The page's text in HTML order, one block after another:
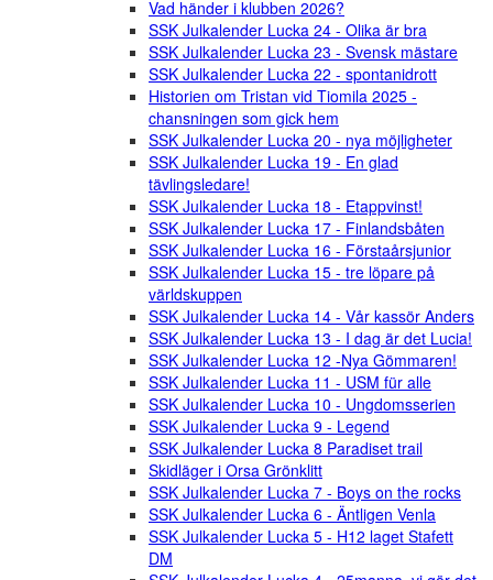
Vad händer i klubben 2026?
SSK Julkalender Lucka 24 - Olika är bra
SSK Julkalender Lucka 23 - Svensk mästare
SSK Julkalender Lucka 22 - spontanidrott
Historien om Tristan vid Tiomila 2025 -
chansningen som gick hem
SSK Julkalender Lucka 20 - nya möjligheter
SSK Julkalender Lucka 19 - En glad
tävlingsledare!
SSK Julkalender Lucka 18 - Etappvinst!
SSK Julkalender Lucka 17 - Finlandsbåten
SSK Julkalender Lucka 16 - Förstaårsjunior
SSK Julkalender Lucka 15 - tre löpare på
världskuppen
SSK Julkalender Lucka 14 - Vår kassör Anders
SSK Julkalender Lucka 13 - I dag är det Lucia!
SSK Julkalender Lucka 12 -Nya Gömmaren!
SSK Julkalender Lucka 11 - USM für alle
SSK Julkalender Lucka 10 - Ungdomsserien
SSK Julkalender Lucka 9 - Legend
SSK Julkalender Lucka 8 Paradiset trail
Skidläger i Orsa Grönklitt
SSK Julkalender Lucka 7 - Boys on the rocks
SSK Julkalender Lucka 6 - Äntligen Venla
SSK Julkalender Lucka 5 - H12 laget Stafett
DM